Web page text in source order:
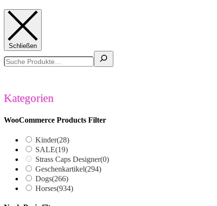
Schließen
Suchen
Kategorien
WooCommerce Products Filter
Kinder(28)
SALE(19)
Strass Caps Designer(0)
Geschenkartikel(294)
Dogs(266)
Horses(934)